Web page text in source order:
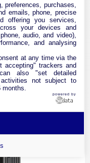
preferences, purchases,
emails, phone, precise
offering you services,
your devices and
audio, and video),
and analysing
at any time via the
accepting" trackers and
also "set detailed
not subject to
powered by